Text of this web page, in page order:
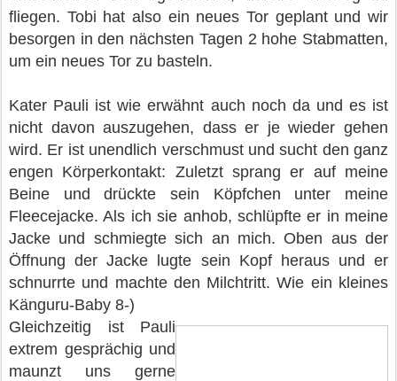
fliegen. Tobi hat also ein neues Tor geplant und wir
besorgen in den nächsten Tagen 2 hohe Stabmatten,
um ein neues Tor zu basteln.
Kater Pauli ist wie erwähnt auch noch da und es ist
nicht davon auszugehen, dass er je wieder gehen
wird. Er ist unendlich verschmust und sucht den ganz
engen Körperkontakt: Zuletzt sprang er auf meine
Beine und drückte sein Köpfchen unter meine
Fleecejacke. Als ich sie anhob, schlüpfte er in meine
Jacke und schmiegte sich an mich. Oben aus der
Öffnung der Jacke lugte sein Kopf heraus und er
schnurrte und machte den Milchtritt. Wie ein kleines
Känguru-Baby 8-)
Gleichzeitig ist Pauli
extrem gesprächig und
maunzt uns gerne